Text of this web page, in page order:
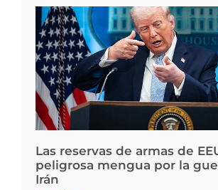
Las reservas de armas de
peligrosa mengua por la
Irán